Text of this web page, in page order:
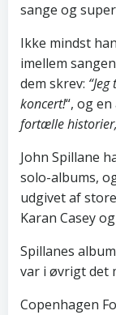
sange og
Ikke mindst
imellem
dem skrev:
koncert!“, og
fortælle
John Spillane
solo-albums,
udgivet af
Karan Casey
Spillanes
var i øvrigt det
Copenhagen